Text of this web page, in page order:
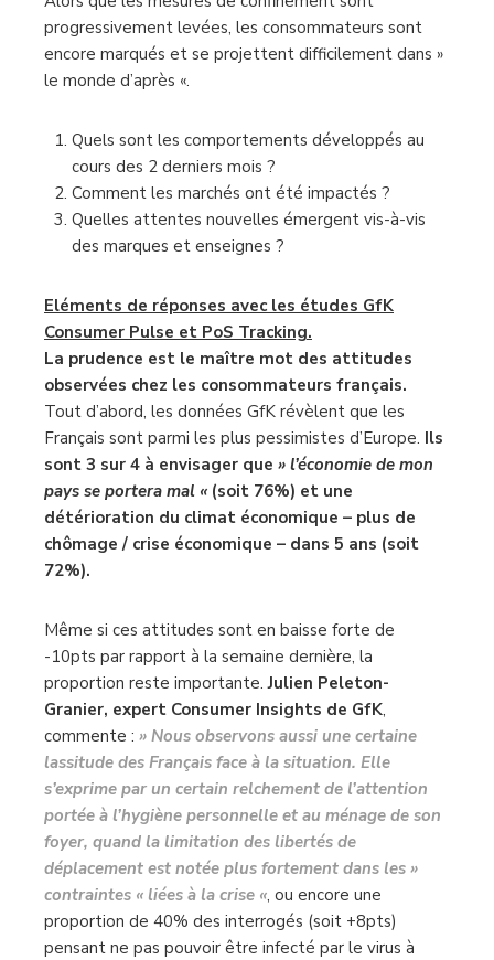
progressivement levées, les consommateurs sont
encore marqués et se projettent difficilement dans »
le monde d’après «.
Quels sont les comportements développés au
cours des 2 derniers mois ?
Comment les marchés ont été impactés ?
Quelles attentes nouvelles émergent vis-à-vis
des marques et enseignes ?
Eléments de réponses avec les études GfK
Consumer Pulse et PoS Tracking.
La prudence est le maître mot des attitudes
observées chez les consommateurs français.
Tout d’abord, les données GfK révèlent que les
Français sont parmi les plus pessimistes d’Europe. Ils
sont 3 sur 4 à envisager que » l’économie de mon
pays se portera mal « (soit 76%) et une
détérioration du climat économique – plus de
chômage / crise économique – dans 5 ans (soit
72%).
Même si ces attitudes sont en baisse forte de
-10pts par rapport à la semaine dernière, la
proportion reste importante.Julien Peleton-
Granier, expert Consumer Insights de GfK,
commente : » Nous observons aussi une certaine
lassitude des Français face à la situation. Elle
s’exprime par un certain relchement de l’attention
portée à l’hygiène personnelle et au ménage de son
foyer, quand la limitation des libertés de
déplacement est notée plus fortement dans les »
contraintes « liées à la crise «, ou encore une
proportion de 40% des interrogés (soit +8pts)
pensant ne pas pouvoir être infecté par le virus à